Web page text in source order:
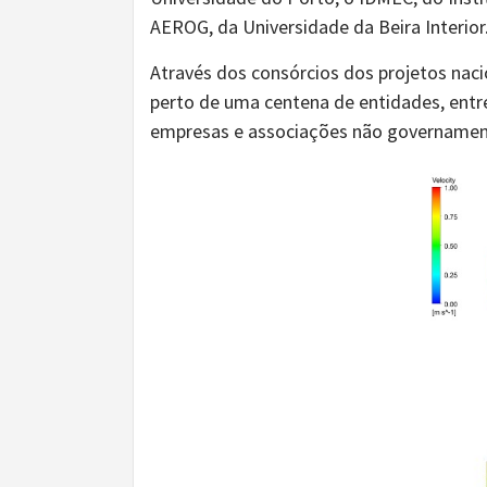
AEROG, da Universidade da Beira
Através dos consórcios dos projetos
perto de uma centena de entidades,
empresas e associações não